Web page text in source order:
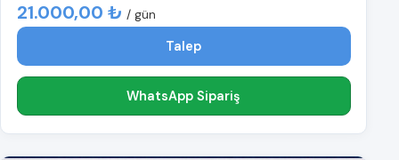
21.000,00 ₺ / gün
Talep
WhatsApp Sipariş